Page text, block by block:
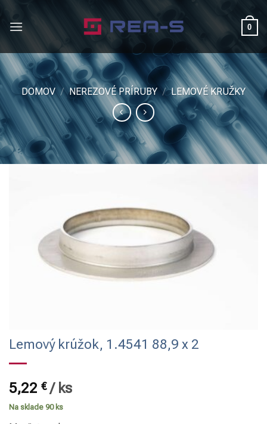
0
DOMOV / NEREZOVÉ PRÍRUBY / LEMOVÉ KRUŽKY
Lemový krúžok, 1.4541 88,9 x 2
5,22 €/ ks
Na sklade 90 ks